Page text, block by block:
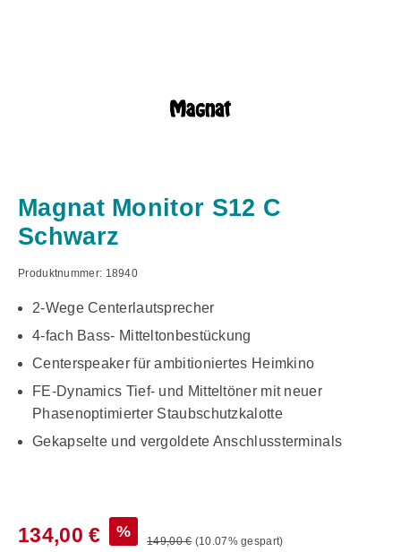
Magnat Monitor S12 C
Schwarz
Produktnummer: 18940
2-Wege Centerlautsprecher
4-fach Bass- Mitteltonbestückung
Centerspeaker für ambitioniertes Heimkino
FE-Dynamics Tief- und Mitteltöner mit neuer
Phasenoptimierter Staubschutzkalotte
Gekapselte und vergoldete Anschlussterminals
134,00 € %
149,00 € (10.07% gespart)